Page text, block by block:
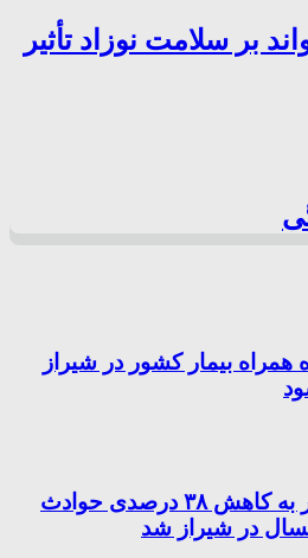
بر سلامت نوزاد تأثیر
همراه بیمار کشور در شیراز
فرهنگ سازی منجر به کاهش ۳۸ درصدی حوادث
در شیراز شد